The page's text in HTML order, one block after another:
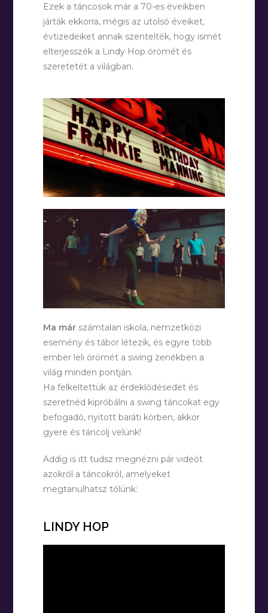
Ezek a táncosok már a 70-es éveikben
járták ekkorra, mégis az utolsó éveiket,
évtizedeiket annak szentelték, hogy ismét
elterjesszék a Lindy Hop örömét és
szeretetét a világban.
Ma már számtalan iskola, nemzetközi
esemény és tábor létezik, és egyre több
ember leli örömét a swing zenékben a
világ minden pontján.
Ha felkeltettük az érdeklődésedet és
szeretnéd kipróbálni a swing táncokat egy
befogadó, nyitott baráti körben, akkor
gyere és táncolj velünk!
Addig is itt tudsz megnézni pár videót
azokról a táncokról, amelyeket
megtanulhatsz tőlünk:
LINDY HOP